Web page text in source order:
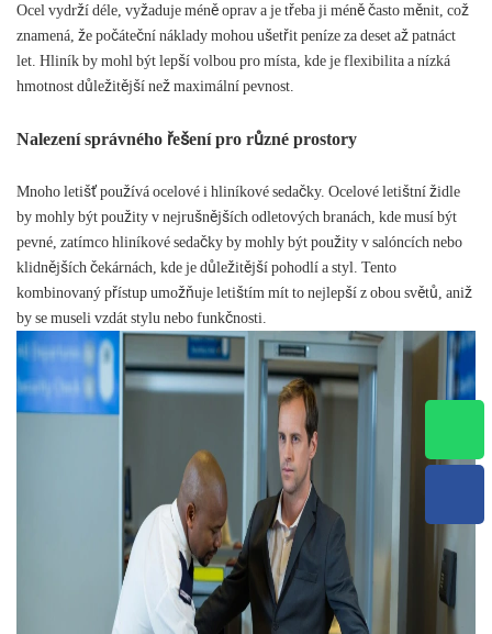
Ocel vydrží déle, vyžaduje méně oprav a je třeba ji méně často měnit, což
znamená, že počáteční náklady mohou ušetřit peníze za deset až patnáct
let. Hliník by mohl být lepší volbou pro místa, kde je flexibilita a nízká
hmotnost důležitější než maximální pevnost.
Nalezení správného řešení pro různé prostory
Mnoho letišť používá ocelové i hliníkové sedačky. Ocelové letištní židle
by mohly být použity v nejrušnějších odletových branách, kde musí být
pevné, zatímco hliníkové sedačky by mohly být použity v salóncích nebo
klidnějších čekárnách, kde je důležitější pohodlí a styl. Tento
kombinovaný přístup umožňuje letištím mít to nejlepší z obou světů, aniž
by se museli vzdát stylu nebo funkčnosti.